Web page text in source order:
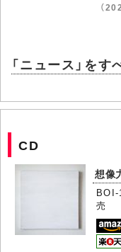
（
「ニュース」を
CD
想像
BOI-
売